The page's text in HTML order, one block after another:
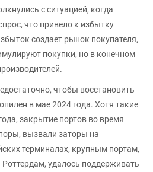
с ситуацией, когда
что привело к избытку
создает рынок покупателя,
покупки, но в конечном
чтобы восстановить
в мае 2024 года. Хотя такие
закрытие портов во время
вызвали заторы на
терминалах, крупным портам,
удалось поддерживать